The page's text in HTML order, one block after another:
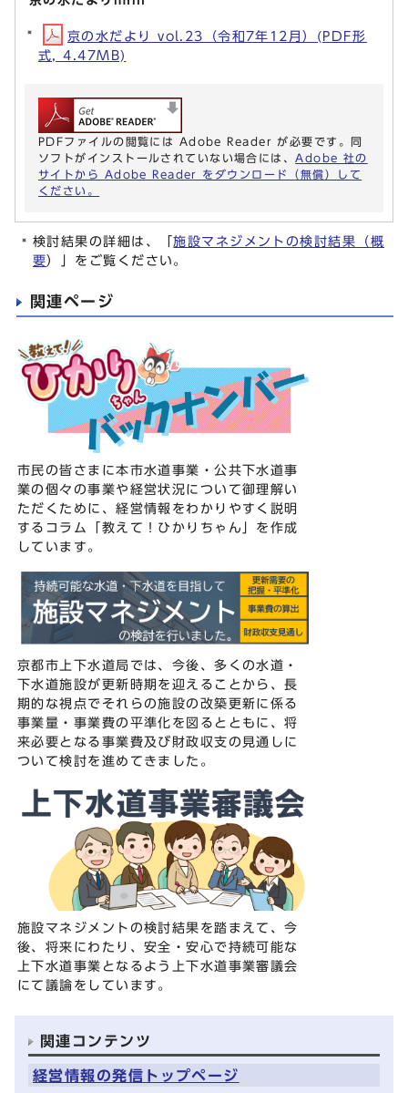
京の水だより vol.23（令和7年12月）(PDF形
式, 4.47MB)
PDFファイルの閲覧には Adobe Reader が必要です。同
ソフトがインストールされていない場合には、 Adobe 社の
サイトから Adobe Reader をダウンロード（無償）して
ください。
検討結果の詳細は、「施設マネジメントの検討結果（概
要）」をご覧ください。
関連ページ
市民の皆さまに本市水道事業・公共下水道事
業の個々の事業や経営状況について御理解い
ただくために、経営情報をわかりやすく説明
するコラム「教えて！ひかりちゃん」を作成
しています。
京都市上下水道局では、今後、多くの水道・
下水道施設が更新時期を迎えることから、長
期的な視点でそれらの施設の改築更新に係る
事業量・事業費の平準化を図るとともに、将
来必要となる事業費及び財政収支の見通しに
ついて検討を進めてきました。
施設マネジメントの検討結果を踏まえて、今
後、将来にわたり、安全・安心で持続可能な
上下水道事業となるよう上下水道事業審議会
にて議論をしています。
関連コンテンツ
経営情報の発信トップページ